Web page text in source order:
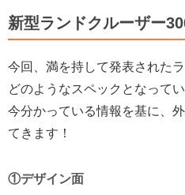
新型ランドクルーザー
今回、満を持して発表された
どのようなスペックとなって
今分かっている情報を基に、
てきます！
①デザイン面